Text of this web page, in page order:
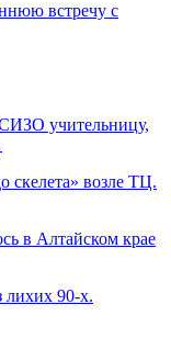
встречу с
учительницу,
скелета» возле ТЦ.
в Алтайском крае
лихих 90-х.